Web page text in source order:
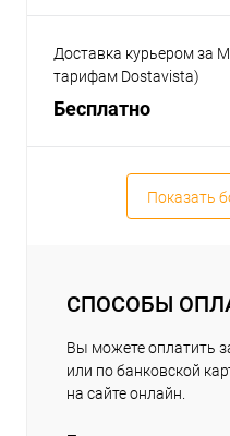
Доставка курьером за
тарифам Dostavista)
Бесплатно
Показать
СПОСОБЫ
Вы можете оплатить
или по банковской
на сайте онлайн.